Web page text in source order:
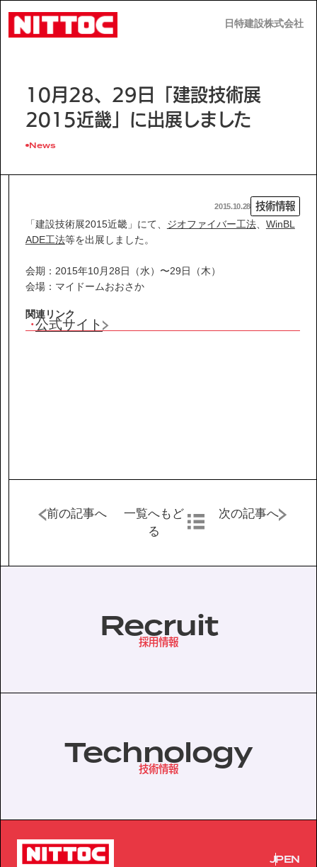
日特建設株式会社
日特建設株式会社
事業内容
技術情報
企業情報
IR情報
採用情報
サイトマップ
10月28、29日「建設技術展
2015近畿」に出展しました
News
2015.10.28 技術情報
「建設技術展2015近畿」にて、 ジオファイバー工法、 WinBL
ADE工法等を出展しました。
会期：2015年10月28日（水）〜29日（木）
会場：マイドームおおさか
関連リンク
公式サイト
前の記事へ
一覧へもど
る
次の記事へ
Recruit
採用情報
Technology
技術情報
JPEN